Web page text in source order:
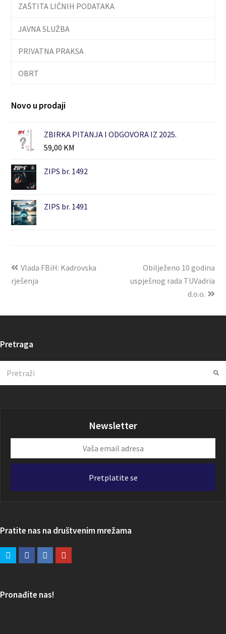
ZAŠTITA LIČNIH PODATAKA
JAVNA SLUŽBA
PRIVATNA PRAKSA
OBRT
Novo u prodaji
ZBIRKA PITANJA I ODGOVORA IZ 2025.
59,00 KM
ZIPS br. 1492
ZIPS br. 1491
Vlada FBiH: Kadrovska
rješenja
Obilježeno 10 godina
uspješnog rada TUVadria
d.o.o.
Pretraga
Newsletter
email
Pretplatite se
Pratite nas na društvenim mrežama
Pronađite nas!